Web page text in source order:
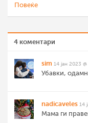
Ви се допаднат моите
Повеќе
4 коментари
sim 14 јан 2023
Убавки,
nadicaveles 14
Мама ги